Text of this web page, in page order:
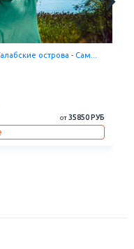
(острова Залита...
от14500 РУБ